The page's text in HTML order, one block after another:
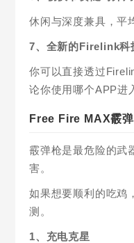
休闲与深度兼具，平
7、全新的Firelink科
你可以直接透过
论你使用哪个APP进
Free Fire MAX霰
霰弹枪是最危险的武
害。
如果想要顺利的吃鸡
测。
1、充电克星